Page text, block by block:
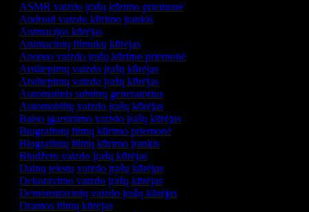
ASMR vaizdo įrašų kūrimo priemonė
Android vaizdo kūrimo įrankis
Animacijos kūrėjas
Animacinių filmukų kūrėjas
Anonso vaizdo įrašų kūrimo priemonė
Atsiliepimų vaizdo įrašų kūrėjas
Atsiliepimų vaizdo įrašų kūrėjas
Automatinis subtitrų generatorius
Automobilių vaizdo įrašų kūrėjas
Balso įgarsinimo vaizdo įrašų kūrėjas
Biografinių filmų kūrimo priemonė
Biografinių filmų kūrimo įrankis
Biudžeto vaizdo įrašų kūrėjas
Dainų tekstų vaizdo įrašų kūrėjas
Dekoravimo vaizdo įrašų kūrėjas
Demonstracinių vaizdo įrašų kūrėjas
Dramos filmų kūrėjas